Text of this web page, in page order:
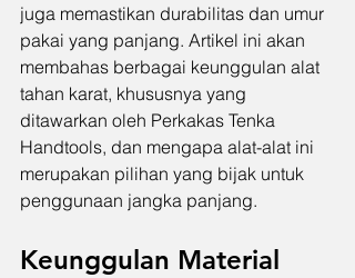
juga memastikan durabilitas dan umur
pakai yang panjang. Artikel ini akan
membahas berbagai keunggulan alat
tahan karat, khususnya yang
ditawarkan oleh Perkakas Tenka
Handtools, dan mengapa alat-alat ini
merupakan pilihan yang bijak untuk
penggunaan jangka panjang.
Keunggulan Material